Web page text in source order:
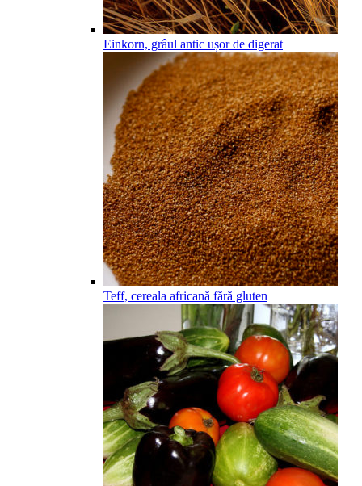
Einkorn, grâul antic ușor de digerat
Teff, cereala africană fără gluten